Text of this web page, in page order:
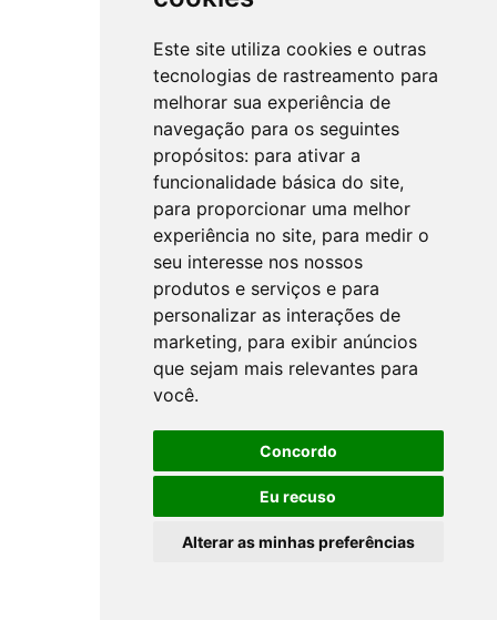
Este site utiliza cookies e outras
tecnologias de rastreamento para
melhorar sua experiência de
navegação para os seguintes
propósitos: para ativar a
funcionalidade básica do site,
para proporcionar uma melhor
experiência no site, para medir o
seu interesse nos nossos
produtos e serviços e para
personalizar as interações de
marketing, para exibir anúncios
que sejam mais relevantes para
você.
Concordo
Eu recuso
Alterar as minhas preferências